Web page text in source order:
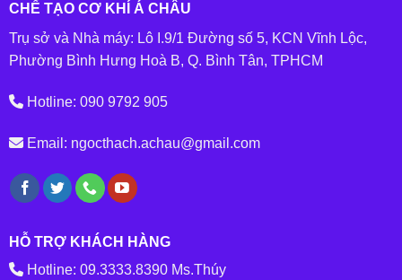
CHẾ TẠO CƠ KHÍ Á CHÂU
Trụ sở và Nhà máy: Lô I.9/1 Đường số 5, KCN Vĩnh Lộc,
Phường Bình Hưng Hoà B, Q. Bình Tân, TPHCM
Hotline: 090 9792 905
Email: ngocthach.achau@gmail.com
HỖ TRỢ KHÁCH HÀNG
Hotline: 09.3333.8390 Ms.Thúy